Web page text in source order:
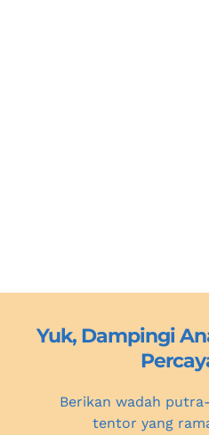
Yuk, Dampingi
Berikan wadah
tentor yang